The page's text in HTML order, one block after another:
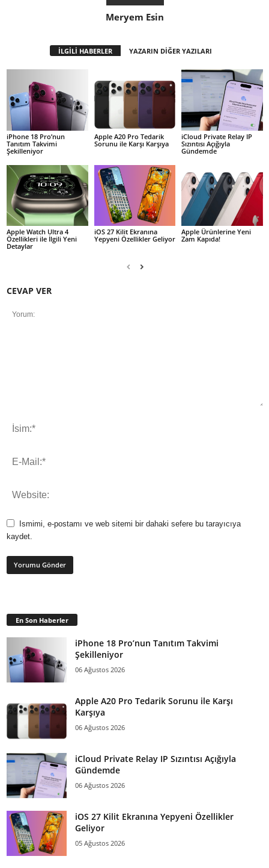
Meryem Esin
İLGİLİ HABERLER YAZARIN DİĞER YAZILARI
iPhone 18 Pro’nun
Tanıtım Takvimi
Şekilleniyor
Apple A20 Pro Tedarik
Sorunu ile Karşı Karşıya
iCloud Private Relay IP
Sızıntısı Açığıyla
Gündemde
Apple Watch Ultra 4
Özellikleri ile İlgili Yeni
Detaylar
iOS 27 Kilit Ekranına
Yepyeni Özellikler Geliyor
Apple Ürünlerine Yeni
Zam Kapıda!
CEVAP VER
Ismimi, e-postamı ve web sitemi bir dahaki sefere bu tarayıcıya
kaydet.
En Son Haberler
iPhone 18 Pro’nun Tanıtım Takvimi
Şekilleniyor
06 Ağustos 2026
Apple A20 Pro Tedarik Sorunu ile Karşı
Karşıya
06 Ağustos 2026
iCloud Private Relay IP Sızıntısı Açığıyla
Gündemde
06 Ağustos 2026
iOS 27 Kilit Ekranına Yepyeni Özellikler
Geliyor
05 Ağustos 2026